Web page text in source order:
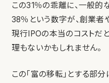
この31％の乖離に、一般
38％という数字が、創業者
現行IPOの本当のコストだ
理もないかもしれません。
この「富の移転」とする部